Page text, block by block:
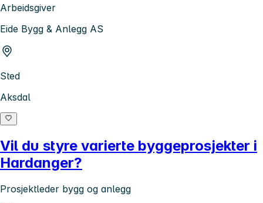
Arbeidsgiver
Eide Bygg & Anlegg AS
Sted
Aksdal
Vil du styre varierte byggeprosjekter i
Hardanger?
Prosjektleder bygg og anlegg